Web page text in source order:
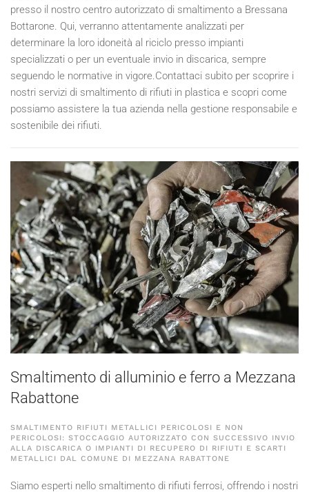
presso il nostro centro autorizzato di smaltimento a Bressana
Bottarone. Qui, verranno attentamente analizzati per
determinare la loro idoneità al riciclo presso impianti
specializzati o per un eventuale invio in discarica, sempre
seguendo le normative in vigore.Contattaci subito per scoprire i
nostri servizi di smaltimento di rifiuti in plastica e scopri come
possiamo assistere la tua azienda nella gestione responsabile e
sostenibile dei rifiuti.
Smaltimento di alluminio e ferro a Mezzana
Rabattone
SMALTIMENTO RIFIUTI METALLICI PERICOLOSI E NON
PERICOLOSI: STOCCAGGIO AUTORIZZATO CON SUCCESSIVO INVIO
ALLA DISCARICA O IMPIANTI DI RECUPERO DI RIFIUTI E SCARTI
METALLICI DAL COMUNE DI MEZZANA RABATTONE
Siamo esperti nello smaltimento di rifiuti ferrosi, offrendo i nostri